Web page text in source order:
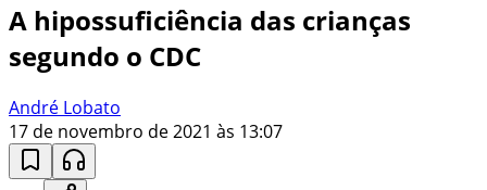
A hipossuficiência das crianças
segundo o CDC
André Lobato
17 de novembro de 2021 às 13:07